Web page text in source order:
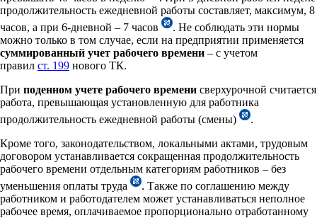
продолжительность ежедневной работы составляет, максимум, 8
часов, а при 6-дневной – 7 часов
. Не соблюдать эти нормы
можно только в том случае, если на предприятии применяется
суммированный учет рабочего времени – с учетом
правил ст. 199 нового ТК.
При поденном учете рабочего времени сверхурочной считается
работа, превышающая установленную для работника
продолжительность ежедневной работы (смены)
.
Кроме того, законодательством, локальными актами, трудовым
договором устанавливается сокращенная продолжительность
рабочего времени отдельным категориям работников – без
уменьшения оплаты труда
. Также по соглашению между
работником и работодателем может устанавливаться неполное
рабочее время, оплачиваемое пропорционально отработанному